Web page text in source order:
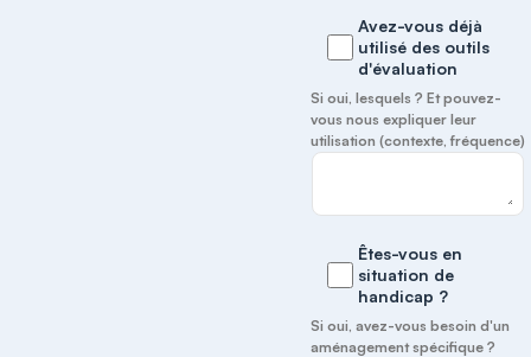
Avez-vous déjà
utilisé des outils
d'évaluation
Si oui, lesquels ? Et pouvez-
vous nous expliquer leur
utilisation (contexte, fréquence)
Êtes-vous en
situation de
handicap ?
Si oui, avez-vous besoin d'un
aménagement spécifique ?